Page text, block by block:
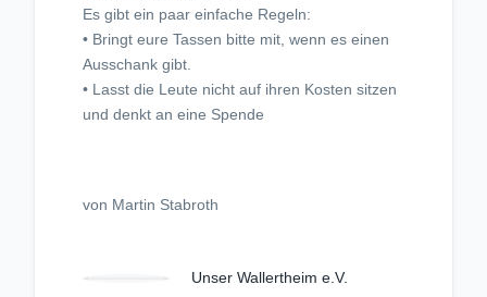
Es gibt ein paar einfache Regeln:
• Bringt eure Tassen bitte mit, wenn es einen
Ausschank gibt.
• Lasst die Leute nicht auf ihren Kosten sitzen
und denkt an eine Spende
von Martin Stabroth
Unser Wallertheim e.V.